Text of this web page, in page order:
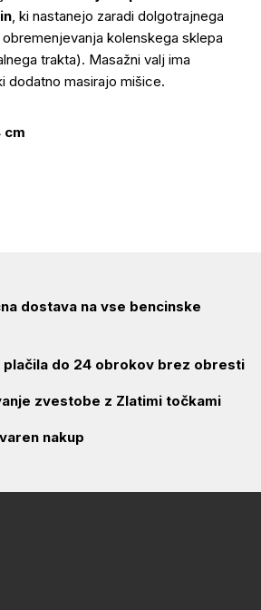
, ki nastanejo zaradi dolgotrajnega
kolenskega sklepa
trakta). Masažni valj ima
dodatno masirajo mišice.
cm
dostava na vse bencinske
plačila do 24 obrokov brez obresti
zvestobe z Zlatimi točkami
nakup